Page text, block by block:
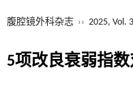
腹腔镜外科杂志 ›› 2025, Vol.
5项改良衰弱指